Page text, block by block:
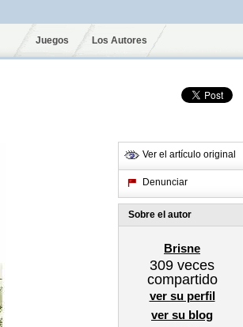
Juegos Los Autores
Ver el artículo original
Denunciar
Sobre el autor
Brisne
309 veces
compartido
ver su perfil
ver su blog